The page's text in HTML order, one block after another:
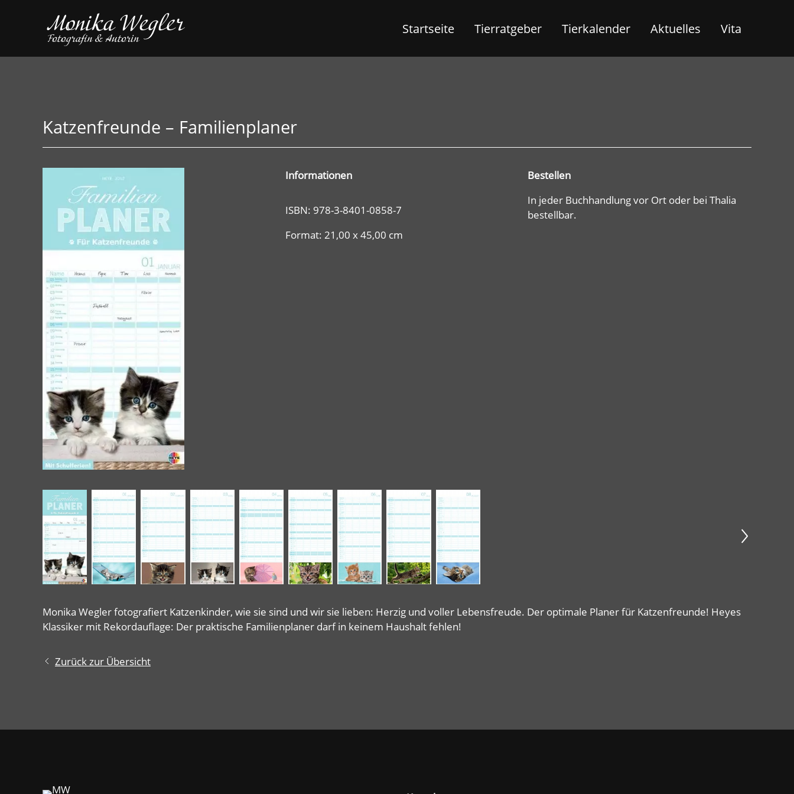
Startseite Tierratgeber Tierkalender Aktuelles Vita
Katzenfreunde – Familienplaner
Informationen
ISBN: 978-3-8401-0858-7
Format: 21,00 x 45,00 cm
Bestellen
In jeder Buchhandlung vor Ort oder bei Thalia
bestellbar.
Monika Wegler fotografiert Katzenkinder, wie sie sind und wir sie lieben: Herzig und voller Lebensfreude. Der optimale Planer für Katzenfreunde! Heyes
Klassiker mit Rekordauflage: Der praktische Familienplaner darf in keinem Haushalt fehlen!
Zurück zur Übersicht